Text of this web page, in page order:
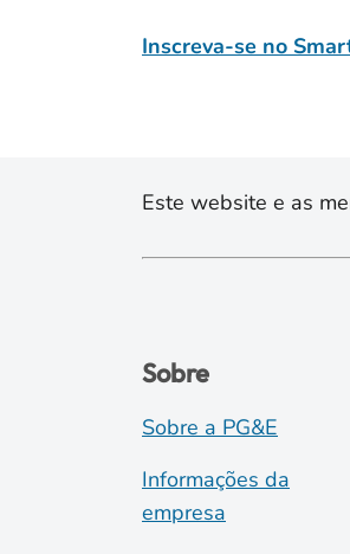
Inscreva-se no
Este website e as
Sobre
Sobre a PG&E
Informações da
empresa